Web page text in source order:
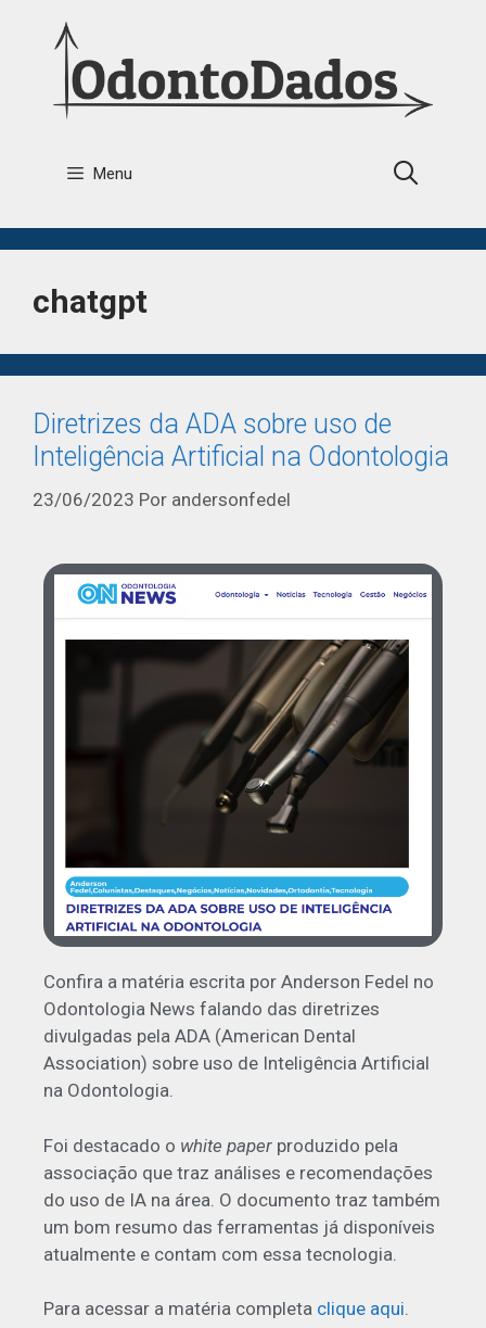
Menu
chatgpt
Diretrizes da ADA sobre uso de
Inteligência Artificial na Odontologia
23/06/2023 Por andersonfedel
Confira a matéria escrita por Anderson Fedel no
Odontologia News falando das diretrizes
divulgadas pela ADA (American Dental
Association) sobre uso de Inteligência Artificial
na Odontologia.
Foi destacado o white paper produzido pela
associação que traz análises e recomendações
do uso de IA na área. O documento traz também
um bom resumo das ferramentas já disponíveis
atualmente e contam com essa tecnologia.
Para acessar a matéria completa clique aqui.